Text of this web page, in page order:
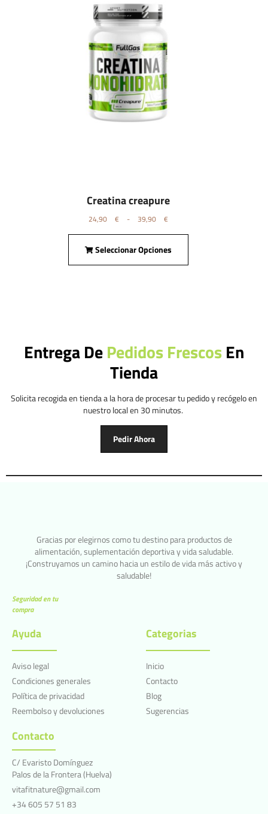
Creatina creapure
24,90 € - 39,90 €
Seleccionar Opciones
Entrega DePedidos FrescosEn
Tienda
Solicita recogida en tienda a la hora de procesar tu pedido y recógelo en
nuestro local en 30 minutos.
Pedir Ahora
Gracias por elegirnos como tu destino para productos de
alimentación, suplementación deportiva y vida saludable.
¡Construyamos un camino hacia un estilo de vida más activo y
saludable!
Seguridad en tu
compra
Ayuda
Aviso legal
Condiciones generales
Política de privacidad
Reembolso y devoluciones
Categorias
Inicio
Contacto
Blog
Sugerencias
Contacto
C/ Evaristo Domínguez
Palos de la Frontera (Huelva)
vitafitnature@gmail.com
+34 605 57 51 83